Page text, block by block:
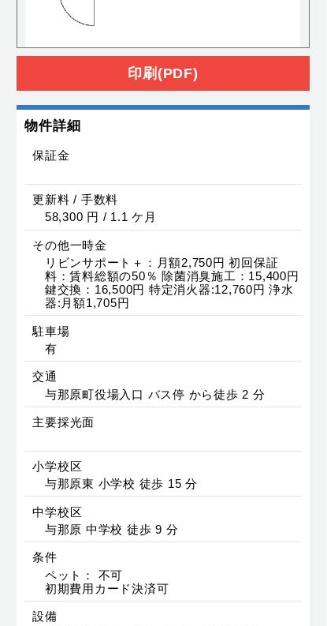
印刷(PDF)
物件詳細
保証金
更新料 / 手数料
58,300 円 / 1.1 ケ月
その他一時金
リビンサポート＋：月額2,750円 初回保証
料：賃料総額の50％ 除菌消臭施工：15,400円
鍵交換：16,500円 特定消火器:12,760円 浄水
器:月額1,705円
駐車場
有
交通
与那原町役場入口 バス停 から徒歩 2 分
主要採光面
小学校区
与那原東 小学校 徒歩 15 分
中学校区
与那原 中学校 徒歩 9 分
条件
ペット： 不可
初期費用カード決済可
設備